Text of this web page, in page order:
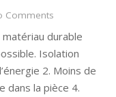
Comments
matériau durable
Isolation
2. Moins de
dans la pièce 4.